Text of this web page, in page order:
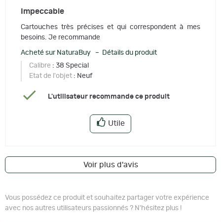
Impeccable
Cartouches très précises et qui correspondent à mes
besoins. Je recommande
Acheté sur NaturaBuy – Détails du produit
Calibre : 38 Special
Etat de l'objet : Neuf
L'utilisateur recommande ce produit
Utile
Voir plus d'avis
Vous possédez ce produit et souhaitez partager votre expérience
avec nos autres utilisateurs passionnés ? N'hésitez plus !